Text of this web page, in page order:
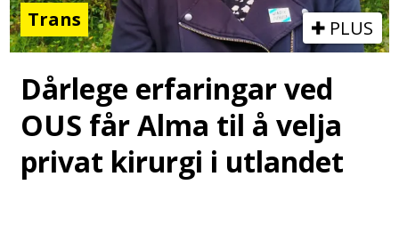
Trans PLUS
Dårlege erfaringar ved
OUS får Alma til å velja
privat kirurgi i utlandet